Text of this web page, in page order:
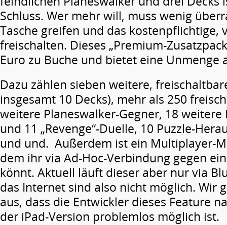
Schluss. Wer mehr will, muss wenig
Tasche greifen und das kostenpflichtige,
freischalten. Dieses „Premium-
Euro zu Buche und bietet eine Unmenge
Dazu zählen sieben weitere,
insgesamt 10 Decks), mehr als 250
weitere Planeswalker-Gegner, 18 weitere
und 11 „Revenge“-Duelle, 10 Puzzle-
und und. Außerdem ist ein Multiplayer-
dem ihr via Ad-Hoc-Verbindung gegen
könnt. Aktuell läuft dieser aber nur via
das Internet sind also nicht möglich. Wir
aus, dass die Entwickler dieses Feature
der iPad-Version problemlos möglich ist.